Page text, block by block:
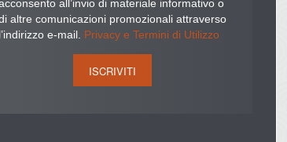
all’invio di materiale informativo o
altre comunicazioni promozionali attraverso
l’indirizzo e-mail. Privacy e Termini di Utilizzo